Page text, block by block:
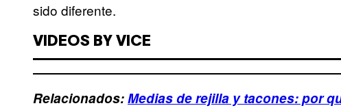
sido diferente.
VIDEOS BY VICE
Relacionados:Medias de rejilla y tacones: por